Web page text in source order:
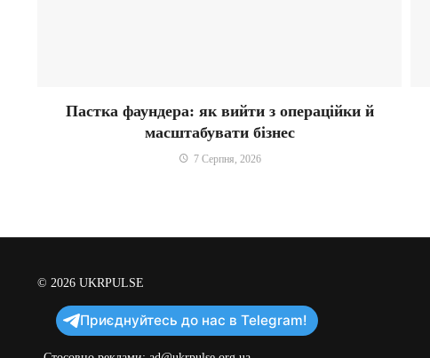
Пастка фаундера: як вийти з операційки й
масштабувати бізнес
7 Серпня, 2026
© 2026 UKRPULSE
Приєднуйтесь до нас в Telegram!